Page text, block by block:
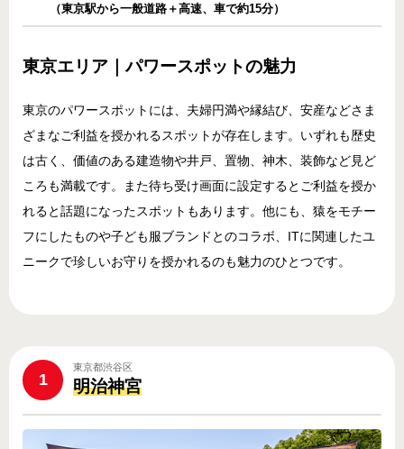
（東京駅から一般道路＋高速、車で約15分）
東京エリア｜パワースポットの魅力
東京のパワースポットには、夫婦円満や縁結び、安産などさま
ざまなご利益を授かれるスポットが存在します。いずれも歴史
は古く、価値のある建造物や井戸、置物、神木、装飾など見ど
ころも満載です。また待ち受け画面に設定するとご利益を授か
れると話題になったスポットもあります。他にも、猿をモチー
フにしたものや子ども服ブランドとのコラボ、ITに関連したユ
ニークで珍しいお守りを授かれるのも魅力のひとつです。
1
東京都渋谷区
明治神宮